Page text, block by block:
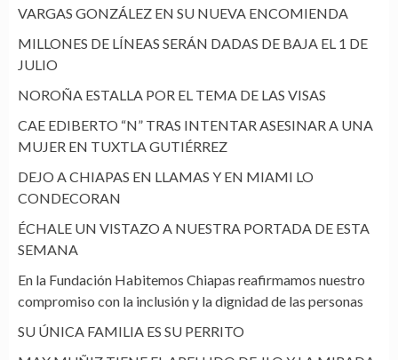
VARGAS GONZÁLEZ EN SU NUEVA ENCOMIENDA
MILLONES DE LÍNEAS SERÁN DADAS DE BAJA EL 1 DE
JULIO
NOROÑA ESTALLA POR EL TEMA DE LAS VISAS
CAE EDIBERTO “N” TRAS INTENTAR ASESINAR A UNA
MUJER EN TUXTLA GUTIÉRREZ
DEJO A CHIAPAS EN LLAMAS Y EN MIAMI LO
CONDECORAN
ÉCHALE UN VISTAZO A NUESTRA PORTADA DE ESTA
SEMANA
En la Fundación Habitemos Chiapas reafirmamos nuestro
compromiso con la inclusión y la dignidad de las personas
SU ÚNICA FAMILIA ES SU PERRITO